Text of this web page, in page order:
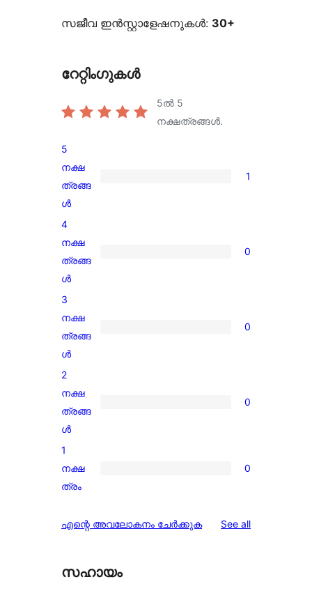
സജീവ ഇൻസ്റ്റാളേഷനുകൾ: 30+
റേറ്റിംഗുകൾ
5ൽ 5
നക്ഷത്രങ്ങൾ.
1
5-
star
review
5
നക്ഷ
ത്രങ്ങ
ൾ
1
0
4-
star
reviews
4
നക്ഷ
ത്രങ്ങ
ൾ
0
0
3-
star
reviews
3
നക്ഷ
ത്രങ്ങ
ൾ
0
0
2-
star
reviews
2
നക്ഷ
ത്രങ്ങ
ൾ
0
0
1-
reviews
1
നക്ഷ
ത്രം
0
എന്റെ അവലോകനം ചേർക്കുക See allreviews
സഹായം